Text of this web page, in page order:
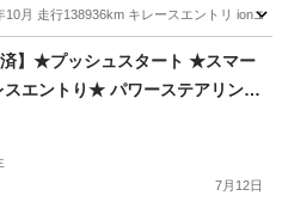
10月 走行138936km キレースエントリ ion
ーノ エンジン
済】★プッシュスタート ★スマー
スエントり★ パワーステアリング
ウ ★両側パワースライドドア★
7月12日